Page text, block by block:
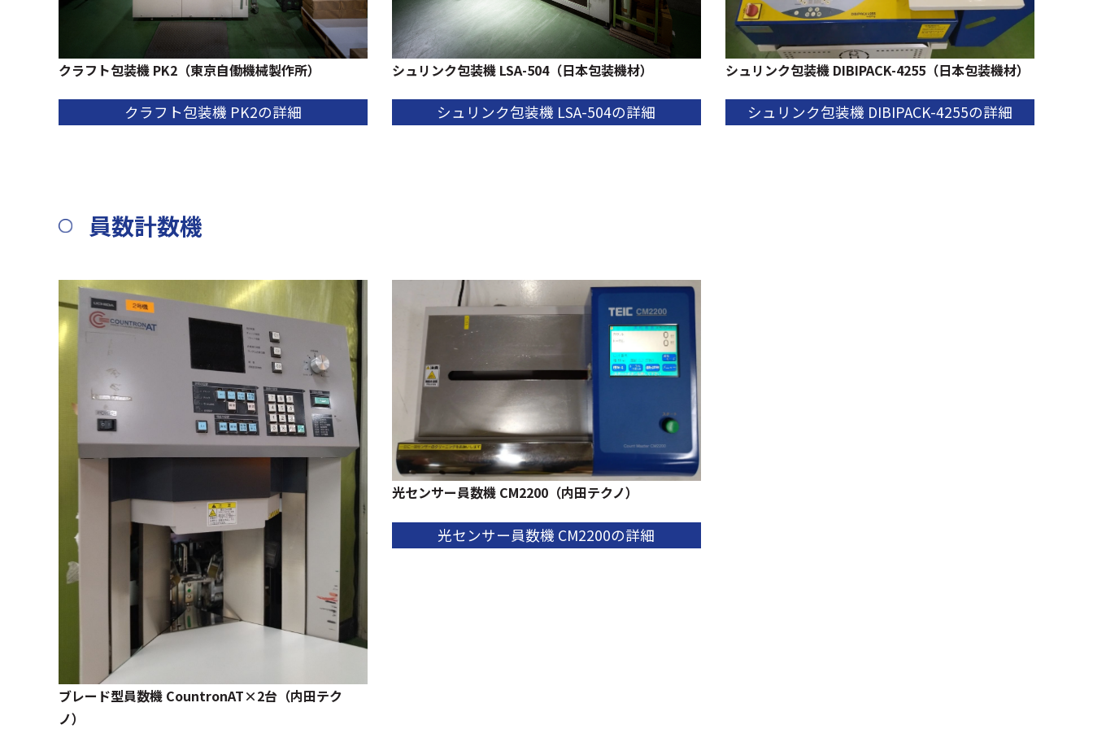
クラフト包装機 PK2（東京自働機械製作所）
クラフト包装機 PK2の詳細
シュリンク包装機 ​LSA-504（日本包装機材）
シュリンク包装機 ​LSA-504の詳細
シュリンク包装機 ​DIBIPACK-4255​（日本包装機材）
シュリンク包装機 ​DIBIPACK-4255​の詳細
員数計数機​
ブレード型員数機 ​CountronAT×2台（内田テク
ノ）
光センサー員数機 ​CM2200（内田テクノ）​
光センサー員数機 ​CM2200の詳細